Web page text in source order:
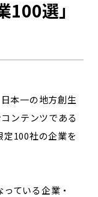
100選」
本一の地方創生
ンテンツである
100社の企業を
ている企業・